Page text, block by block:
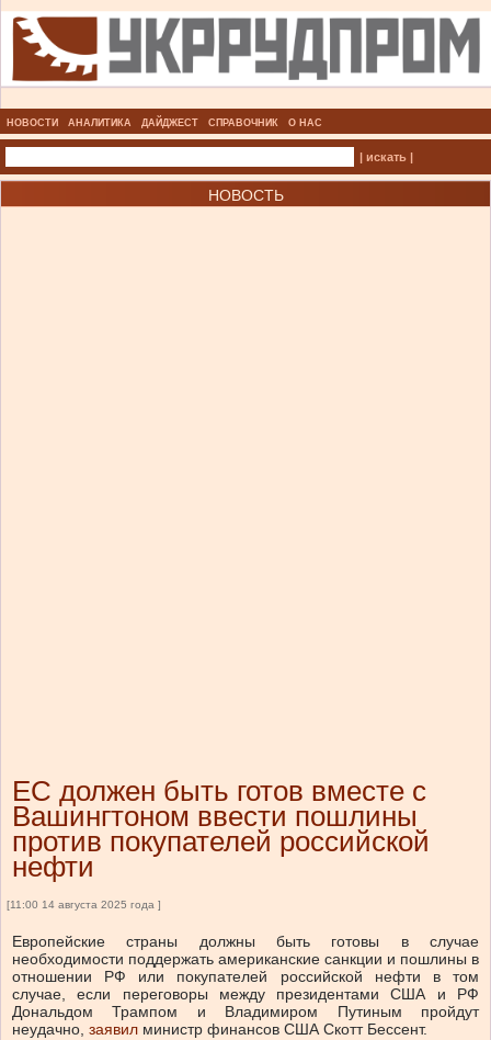
НОВОСТИ АНАЛИТИКА ДАЙДЖЕСТ СПРАВОЧНИК О НАС
| искать |
НОВОСТЬ
ЕС должен быть готов вместе с
Вашингтоном ввести пошлины
против покупателей российской
нефти
[11:00 14 августа 2025 года ]
Европейские страны должны быть готовы в случае
необходимости поддержать американские санкции и пошлины в
отношении РФ или покупателей российской нефти в том
случае, если переговоры между президентами США и РФ
Дональдом Трампом и Владимиром Путиным пройдут
неудачно, заявил министр финансов США Скотт Бессент.